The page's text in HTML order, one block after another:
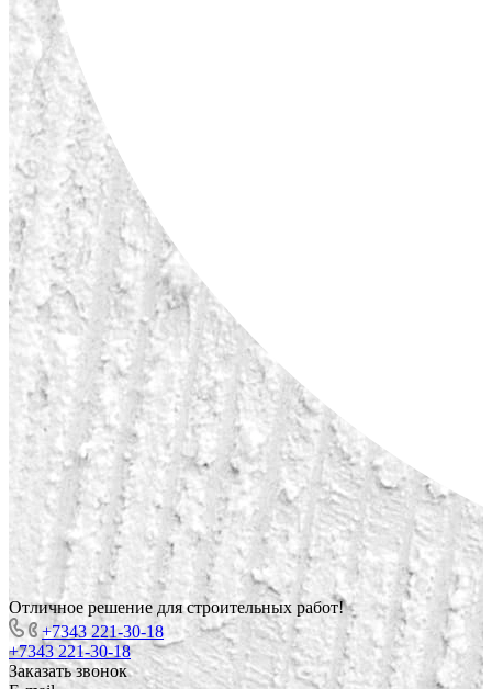
Отличное решение для строительных работ!
+7343 221-30-18
+7343 221-30-18
Заказать звонок